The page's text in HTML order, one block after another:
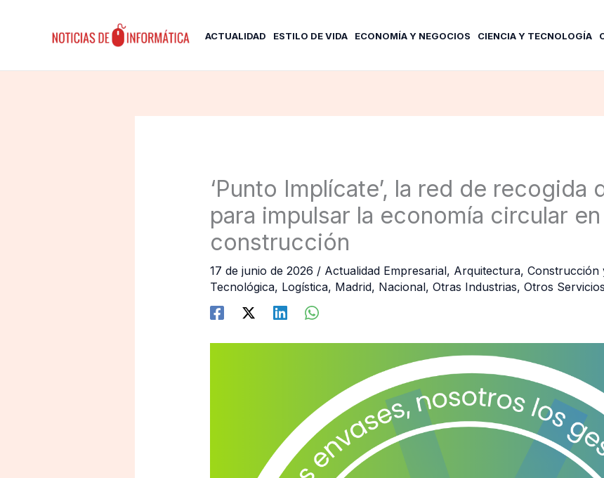
ACTUALIDAD ESTILO DE VIDA ECONOMÍA Y NEGOCIOS CIENCIA Y TECNOLOGÍA
‘Punto Implícate’, la red de recogida
para impulsar la economía circular en
construcción
17 de junio de 2026 / Actualidad Empresarial, Arquitectura, Construcción
Tecnológica, Logística, Madrid, Nacional, Otras Industrias, Otros Servicios